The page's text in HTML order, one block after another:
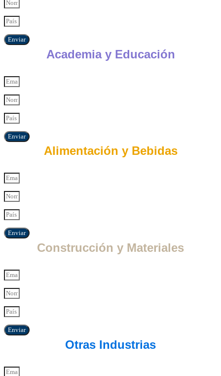
Enviar
Academia y Educación
Enviar
Alimentación y Bebidas
Enviar
Construcción y Materiales
Enviar
Otras Industrias